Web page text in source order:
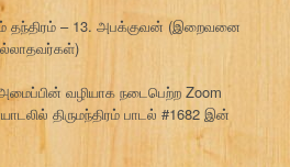
தந்திரம் – 13. அபக்குவன் (இறைவனை
வழியாக நடைபெற்ற Zoom
திருமந்திரம் பாடல் #1682 இன்